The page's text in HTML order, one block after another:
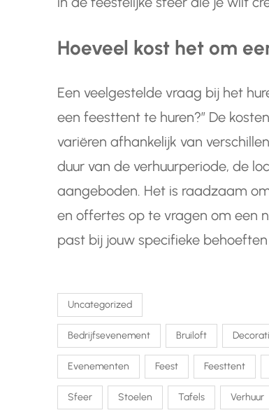
Hoeveel kost het om
Een veelgestelde vraag bij het
een feesttent te huren?” De
variëren afhankelijk van
duur van de verhuurperiode, de
aangeboden. Het is raadzaam
en offertes op te vragen om een
past bij jouw specifieke
Uncategorized
Bedrijfsevenement Bruiloft
Evenementen Feest Feesttent
Sfeer Stoelen Tafels Verhuur